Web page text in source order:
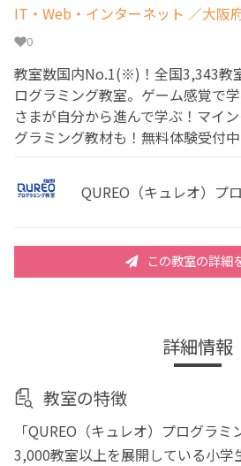
IT・Web・インターネット ／大阪
0
教室数国内No.1(※)！全国3,343教
ログラミング教室。ゲーム感覚で
さまが自分から進んで学ぶ！マイ
グラミング教材も！無料体験受付中
QUREO（キュレオ）プ
この教室の詳細
詳細情報
教室の特徴
「QUREO（キュレオ）プログラ
3,000教室以上を展開している小学